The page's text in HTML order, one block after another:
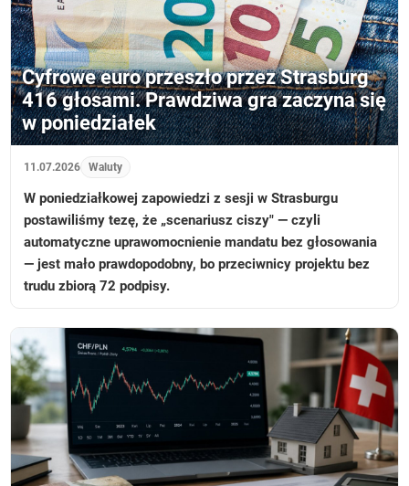
Cyfrowe euro przeszło przez Strasburg
416 głosami. Prawdziwa gra zaczyna się
w poniedziałek
11.07.2026 Waluty
W poniedziałkowej zapowiedzi z sesji w Strasburgu
postawiliśmy tezę, że „scenariusz ciszy" — czyli
automatyczne uprawomocnienie mandatu bez głosowania
— jest mało prawdopodobny, bo przeciwnicy projektu bez
trudu zbiorą 72 podpisy.